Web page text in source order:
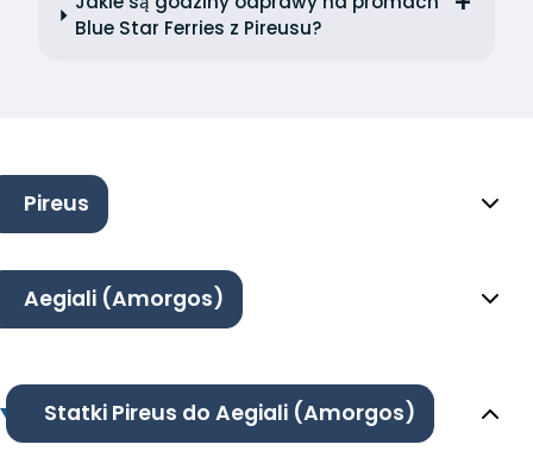
Blue Star Ferries z Pireusu?
Pireus
Aegiali (Amorgos)
Statki Pireus do Aegiali (Amorgos)